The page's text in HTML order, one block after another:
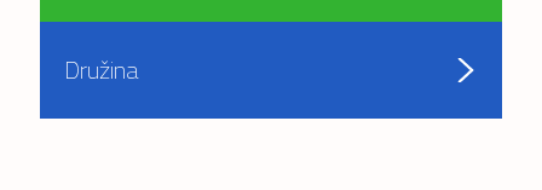
Družina